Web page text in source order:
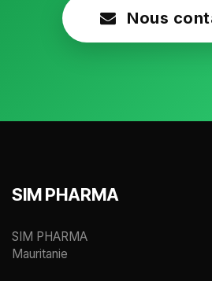
Nous
SIM PHARMA
SIM PHARMA
Mauritanie